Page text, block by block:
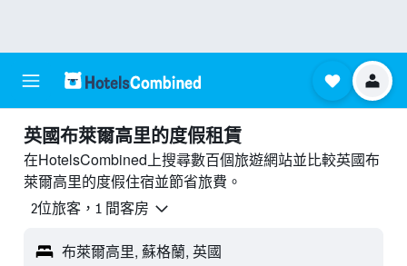
英國布萊爾高里的度假租賃
在HotelsCombined上搜尋數百個旅遊網站並比較英國布
萊爾高里的度假住宿並節省旅費。
2位旅客，1 間客房
布萊爾高里, 蘇格蘭, 英國